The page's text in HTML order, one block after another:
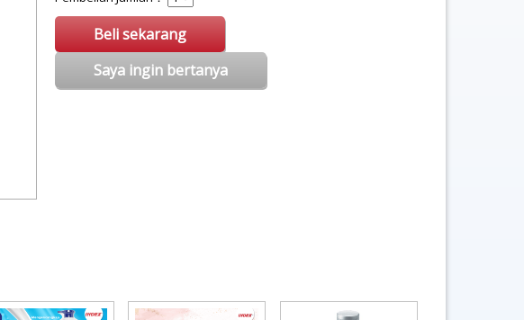
Beli sekarang
Saya ingin bertanya